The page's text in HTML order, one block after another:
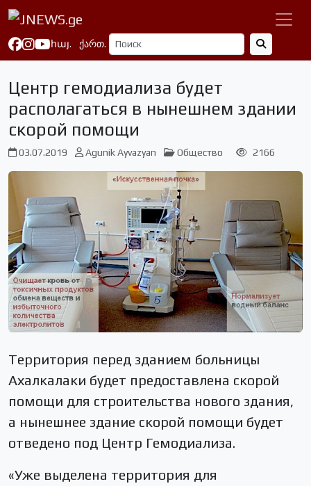
հայ. ქართ.
Центр гемодиализа будет
располагаться в нынешнем здании
скорой помощи
03.07.2019 Agunik Ayvazyan Общество 2166
Территория перед зданием больницы
Ахалкалаки будет предоставлена скорой
помощи для строительства нового здания,
а нынешнее здание скорой помощи будет
отведено под Центр Гемодиализа.
«Уже выделена территория для